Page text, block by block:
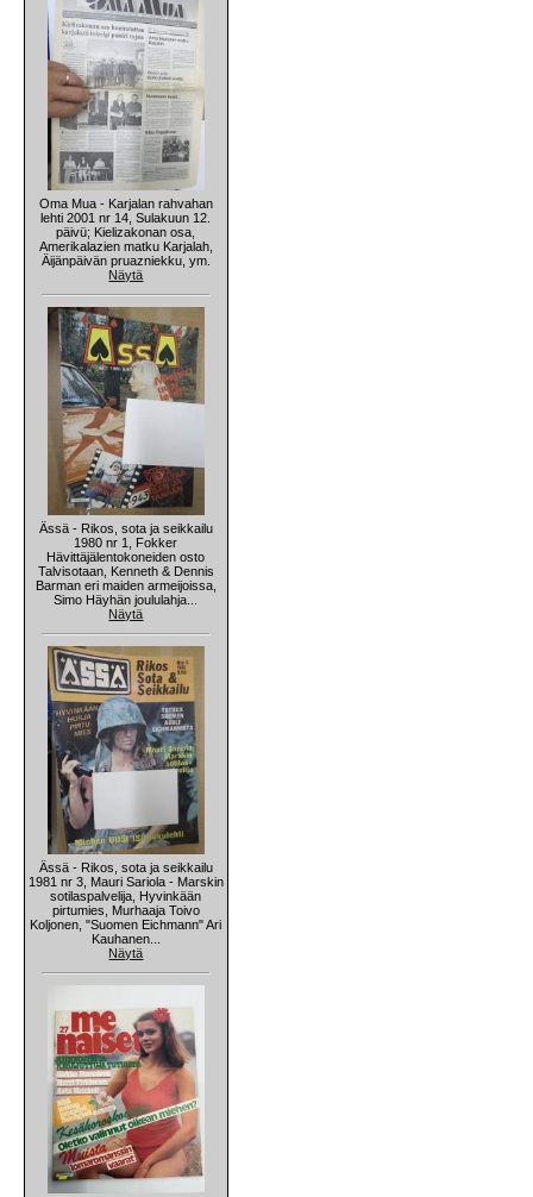
Oma Mua - Karjalan rahvahan
lehti 2001 nr 14, Sulakuun 12.
päivü; Kielizakonan osa,
Amerikalazien matku Karjalah,
Äijänpäivän pruazniekku, ym.
Näytä
Ässä - Rikos, sota ja seikkailu
1980 nr 1, Fokker
Hävittäjälentokoneiden osto
Talvisotaan, Kenneth & Dennis
Barman eri maiden armeijoissa,
Simo Häyhän joululahja...
Näytä
Ässä - Rikos, sota ja seikkailu
1981 nr 3, Mauri Sariola - Marskin
sotilaspalvelija, Hyvinkään
pirtumies, Murhaaja Toivo
Koljonen, "Suomen Eichmann" Ari
Kauhanen...
Näytä